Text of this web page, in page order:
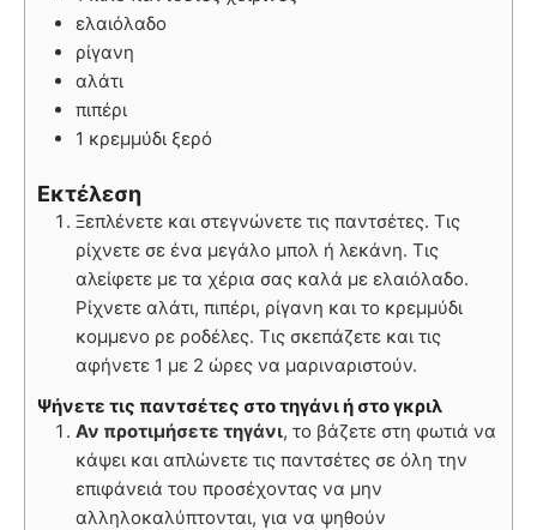
ελαιόλαδο
ρίγανη
αλάτι
πιπέρι
1 κρεμμύδι ξερό
Εκτέλεση
Ξεπλένετε και στεγνώνετε τις παντσέτες. Τις
ρίχνετε σε ένα μεγάλο μπολ ή λεκάνη. Τις
αλείφετε με τα χέρια σας καλά με ελαιόλαδο.
Ρίχνετε αλάτι, πιπέρι, ρίγανη και το κρεμμύδι
κομμενο ρε ροδέλες. Τις σκεπάζετε και τις
αφήνετε 1 με 2 ώρες να μαριναριστούν.
Ψήνετε τις παντσέτες στο τηγάνι ή στο γκριλ
Αν προτιμήσετε τηγάνι, το βάζετε στη φωτιά να
κάψει και απλώνετε τις παντσέτες σε όλη την
επιφάνειά του προσέχοντας να μην
αλληλοκαλύπτονται, για να ψηθούν